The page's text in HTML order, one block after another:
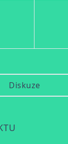
Diskuze